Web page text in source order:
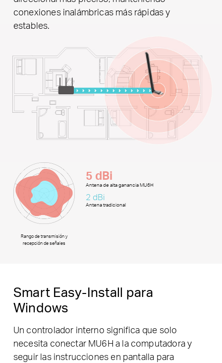
conexiones inalámbricas más rápidas y
estables.
Rango de transmisión y
recepción de señales
5 dBi
Antena de alta ganancia MU6H
2 dBi
Antena tradicional
Smart Easy-Install para
Windows
Un controlador interno significa que solo
necesita conectar MU6H a la computadora y
seguir las instrucciones en pantalla para